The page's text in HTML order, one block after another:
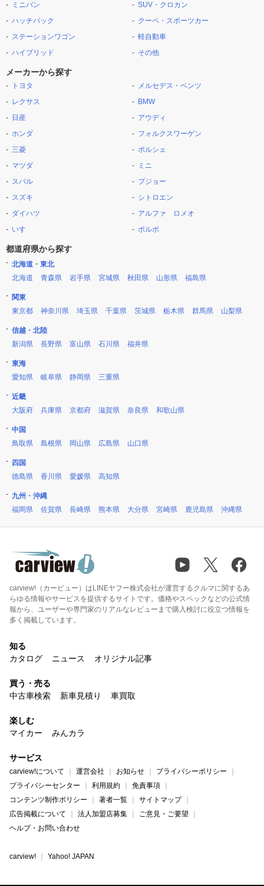
ミニバン
ハッチバック
ステーションワゴン
ハイブリッド
SUV・クロカン
クーペ・スポーツカー
軽自動車
その他
メーカーから探す
トヨタ
レクサス
日産
ホンダ
三菱
マツダ
スバル
スズキ
ダイハツ
いすゞ
メルセデス・ベンツ
BMW
アウディ
フォルクスワーゲン
ポルシェ
ミニ
プジョー
シトロエン
アルファ ロメオ
ボルボ
都道府県から探す
北海道・東北
北海道
青森県 岩手県 宮城県 秋田県 山形県 福島県
関東
東京都
神奈川県 埼玉県 千葉県 茨城県 栃木県 群馬県 山梨県
信越・北陸
新潟県
長野県 富山県 石川県 福井県
東海
愛知県
岐阜県 静岡県 三重県
近畿
大阪府
兵庫県 京都府 滋賀県 奈良県 和歌山県
中国
鳥取県
島根県 岡山県 広島県 山口県
四国
徳島県
香川県 愛媛県 高知県
九州・沖縄
福岡県
佐賀県 長崎県 熊本県 大分県 宮崎県 鹿児島県 沖縄県
carview!（カービュー）はLINEヤフー株式会社が運営するクルマに関するあ
らゆる情報やサービスを提供するサイトです。価格やスペックなどの公式情
報から、ユーザーや専門家のリアルなレビューまで購入検討に役立つ情報を
多く掲載しています。
知る
カタログ
ニュース オリジナル記事
買う・売る
中古車検索
新車見積り 車買取
楽しむ
マイカー
みんカラ
サービス
carview!について 運営会社 お知らせ
プライバシーポリシー
プライバシーセンター
利用規約
免責事項
コンテンツ制作ポリシー
著者一覧
サイトマップ
広告掲載について
法人加盟店募集
ご意見・ご要望
ヘルプ・お問い合わせ
carview! Yahoo! JAPAN